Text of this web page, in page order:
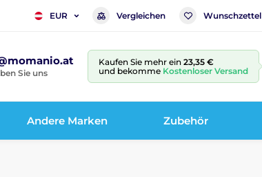
EUR Vergleichen Wunschzettel
Sie uns
Kaufen Sie mehr ein 23,35 €
und bekomme Kostenloser Versand
Andere Marken Zubehör